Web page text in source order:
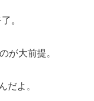
。
が大前提。
だよ。